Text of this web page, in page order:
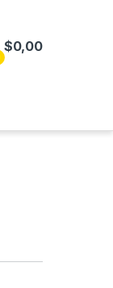
$0,00